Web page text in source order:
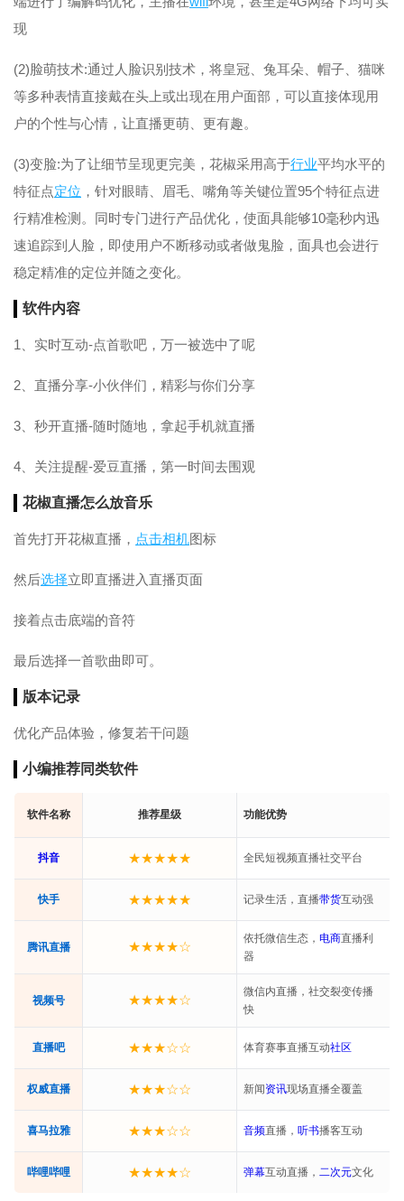
现
(2)脸萌技术:通过人脸识别技术，将皇冠、兔耳朵、帽子、猫咪
等多种表情直接戴在头上或出现在用户面部，可以直接体现用
户的个性与心情，让直播更萌、更有趣。
(3)变脸:为了让细节呈现更完美，花椒采用高于行业平均水平的
特征点定位 ，针对眼睛、眉毛、嘴角等关键位置95个特征点进
行精准检测。同时专门进行产品优化，使面具能够10毫秒内迅
速追踪到人脸，即使用户不断移动或者做鬼脸，面具也会进行
稳定精准的定位并随之变化。
软件内容
1、实时互动-点首歌吧，万一被选中了呢
2、直播分享-小伙伴们，精彩与你们分享
3、秒开直播-随时随地，拿起手机就直播
4、关注提醒-爱豆直播，第一时间去围观
花椒直播怎么放音乐
首先打开花椒直播， 点击相机图标
然后选择立即直播进入直播页面
接着点击底端的音符
最后选择一首歌曲即可。
版本记录
优化产品体验，修复若干问题
小编推荐同类软件
软件名称 推荐星级 功能优势
抖音 ★★★★★ 全民短视频直播社交平台
快手 ★★★★★ 记录生活，直播带货互动强
腾讯直播 ★★★★☆
依托微信生态， 电商直播利
器
视频号 ★★★★☆
微信内直播，社交裂变传播
快
直播吧 ★★★☆☆ 体育赛事直播互动社区
权威直播 ★★★☆☆ 新闻 资讯现场直播全覆盖
喜马拉雅 ★★★☆☆ 音频直播， 听书播客互动
哔哩哔哩 ★★★★☆ 弹幕互动直播， 二次元文化